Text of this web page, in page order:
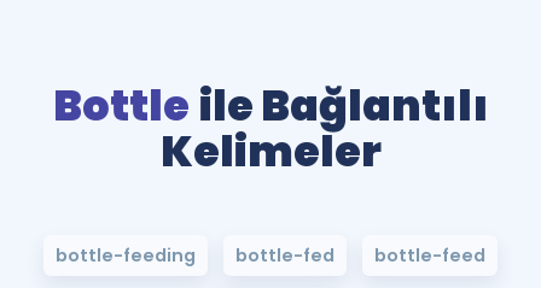
Bottle ile Bağlantılı
Kelimeler
bottle-feeding bottle-fed bottle-feed